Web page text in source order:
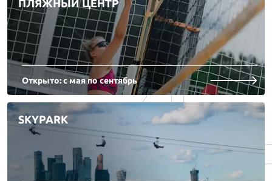
ПЛЯЖНЫЙ ЦЕНТР
Открыто: с мая по сентябрь
SKYPARK